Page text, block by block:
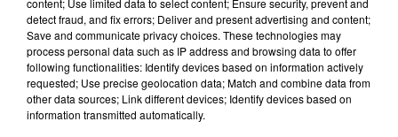
Bretenière ?
content; Use limited data to select content; Ensure security, prevent and
detect fraud, and fix errors; Deliver and present advertising and content;
Save and communicate privacy choices. These technologies may
process personal data such as IP address and browsing data to offer
following functionalities: Identify devices based on information actively
requested; Use precise geolocation data; Match and combine data from
other data sources; Link different devices; Identify devices based on
information transmitted automatically.